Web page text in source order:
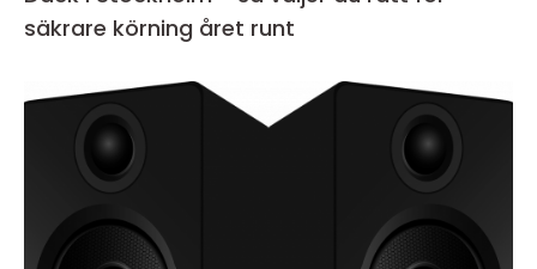
säkrare körning året runt